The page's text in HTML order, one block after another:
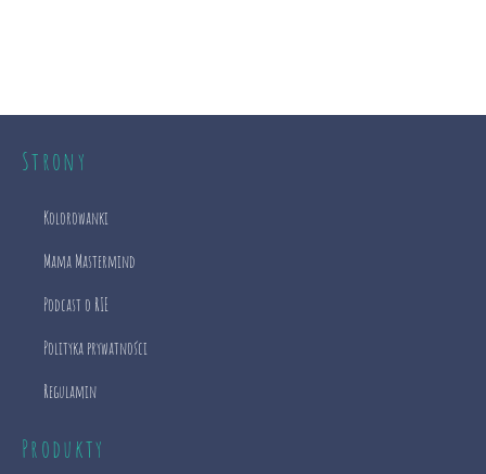
Strony
Kolorowanki
Mama Mastermind
Podcast o RIE
Polityka prywatności
Regulamin
Produkty